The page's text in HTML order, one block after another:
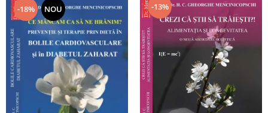
-18% NOU -13%